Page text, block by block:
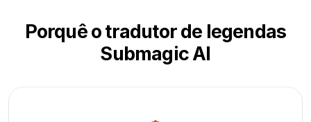
Porquê o tradutor de legendas
Submagic AI